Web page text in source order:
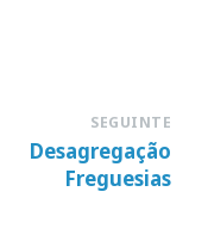
SEGUINTE
Desagregação
Freguesias